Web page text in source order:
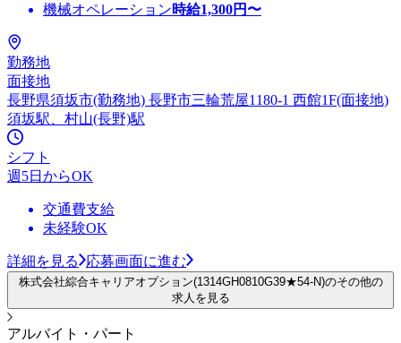
機械オペレーション時給1,300円〜
勤務地
面接地
長野県須坂市(勤務地) 長野市三輪荒屋1180-1 西館1F(面接地)
須坂駅、村山(長野)駅
シフト
週5日からOK
交通費支給
未経験OK
詳細を見る 応募画面に進む
株式会社綜合キャリアオプション(1314GH0810G39★54-N)のその他の
求人を見る
アルバイト・パート